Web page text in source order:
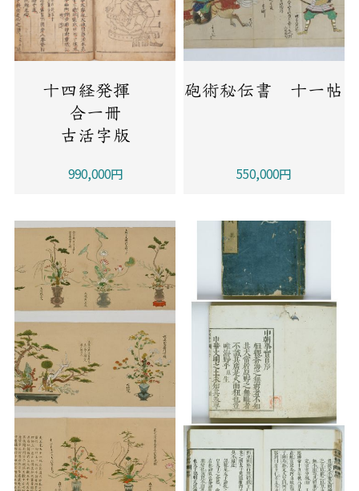
十四経発揮
合一冊
古活字版
990,000円
砲術秘伝書 十一帖
550,000円